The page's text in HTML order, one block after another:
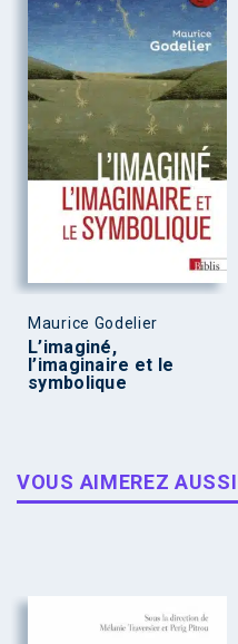
Maurice Godelier
L’imaginé,
l’imaginaire et le
symbolique
VOUS AIMEREZ AUSSI